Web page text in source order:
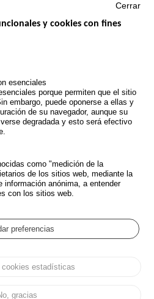
PROCEDENTES DE
DE ESTUDIOS
y CookiesAdministrar las cookies
Cerrar
y cookies con fines
esenciales
porque permiten que el sitio
embargo, puede oponerse a ellas y
de su navegador, aunque su
degradada y esto será efectivo
como "medición de la
de los sitios web, mediante la
información anónima, a entender
con los sitios web.
preferencias
estadísticas
gracias